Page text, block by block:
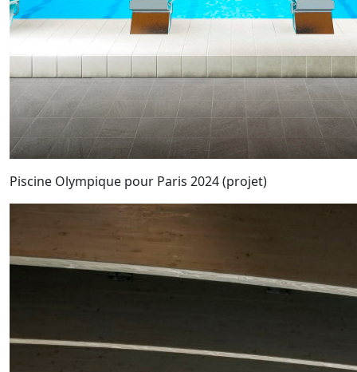
Piscine Olympique pour Paris 2024 (projet)